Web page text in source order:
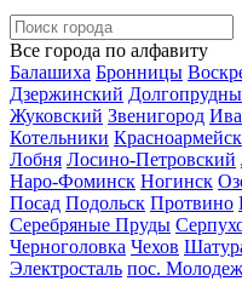
Все города по алфавиту
Балашиха Бронницы
Дзержинский
Жуковский Звенигород
Котельники Красноармейск
Лобня Лосино-Петровский
Наро-Фоминск Ногинск
Посад Подольск Протвино
Серебряные Пруды
Черноголовка Чехов
Электросталь пос.